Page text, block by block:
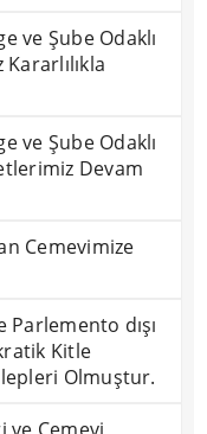
ve Şube Odaklı
ve Şube Odaklı
Devam
Cemevimize
Parlemento dışı
Kitle
Olmuştur.